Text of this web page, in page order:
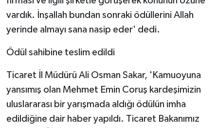
vardık. İnşallah bundan sonraki ödüllerini Allah
yerinde almayı sana nasip eder' dedi.
Ödül sahibine teslim edildi
Ticaret İl Müdürü Ali Osman Sakar, 'Kamuoyuna
yansımış olan Mehmet Emin Coruş kardeşimizin
uluslararası bir yarışmada aldığı ödülün imha
edildiğine dair haber yapıldı. Ticaret Bakanımız